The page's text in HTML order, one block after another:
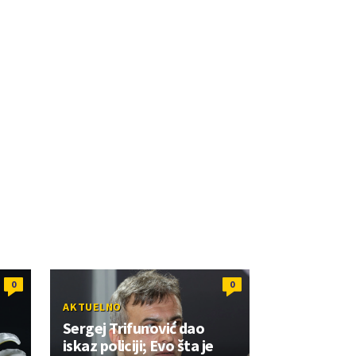
0 0
AKTUELNO
Sergej Trifunović dao
iskaz policiji; Evo šta je